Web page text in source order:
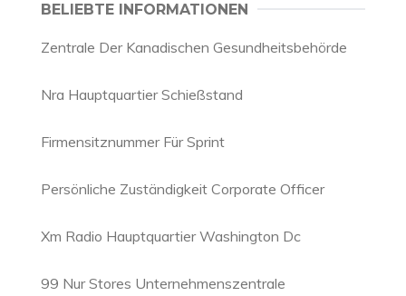
BELIEBTE INFORMATIONEN
Zentrale Der Kanadischen Gesundheitsbehörde
Nra Hauptquartier Schießstand
Firmensitznummer Für Sprint
Persönliche Zuständigkeit Corporate Officer
Xm Radio Hauptquartier Washington Dc
99 Nur Stores Unternehmenszentrale